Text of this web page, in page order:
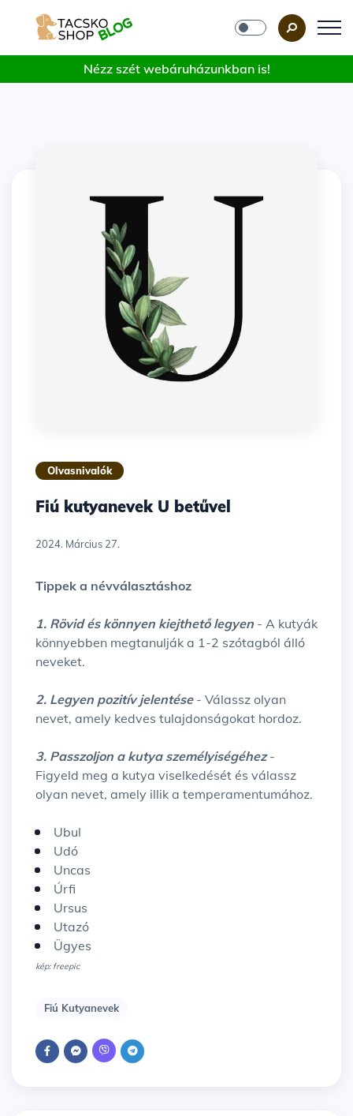
Nézz szét webáruházunkban is!
Olvasnivalók
Fiú kutyanevek U betűvel
2024. Március 27.
Tippek a névválasztáshoz
1. Rövid és könnyen kiejthető legyen - A kutyák
könnyebben megtanulják a 1-2 szótagból álló
neveket.
2. Legyen pozitív jelentése- Válassz olyan
nevet, amely kedves tulajdonságokat hordoz.
3. Passzoljon a kutya személyiségéhez-
Figyeld meg a kutya viselkedését és válassz
olyan nevet, amely illik a temperamentumához.
Ubul
Udó
Uncas
Úrfi
Ursus
Utazó
Ügyes
kép: freepic
Fiú Kutyanevek